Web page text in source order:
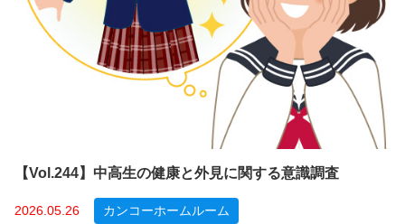
【Vol.244】中高生の健康と外見に関する意識調査
2026.05.26
カンコーホームルーム